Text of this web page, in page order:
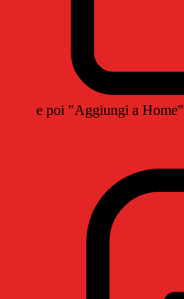
e poi "Aggiungi a Home"